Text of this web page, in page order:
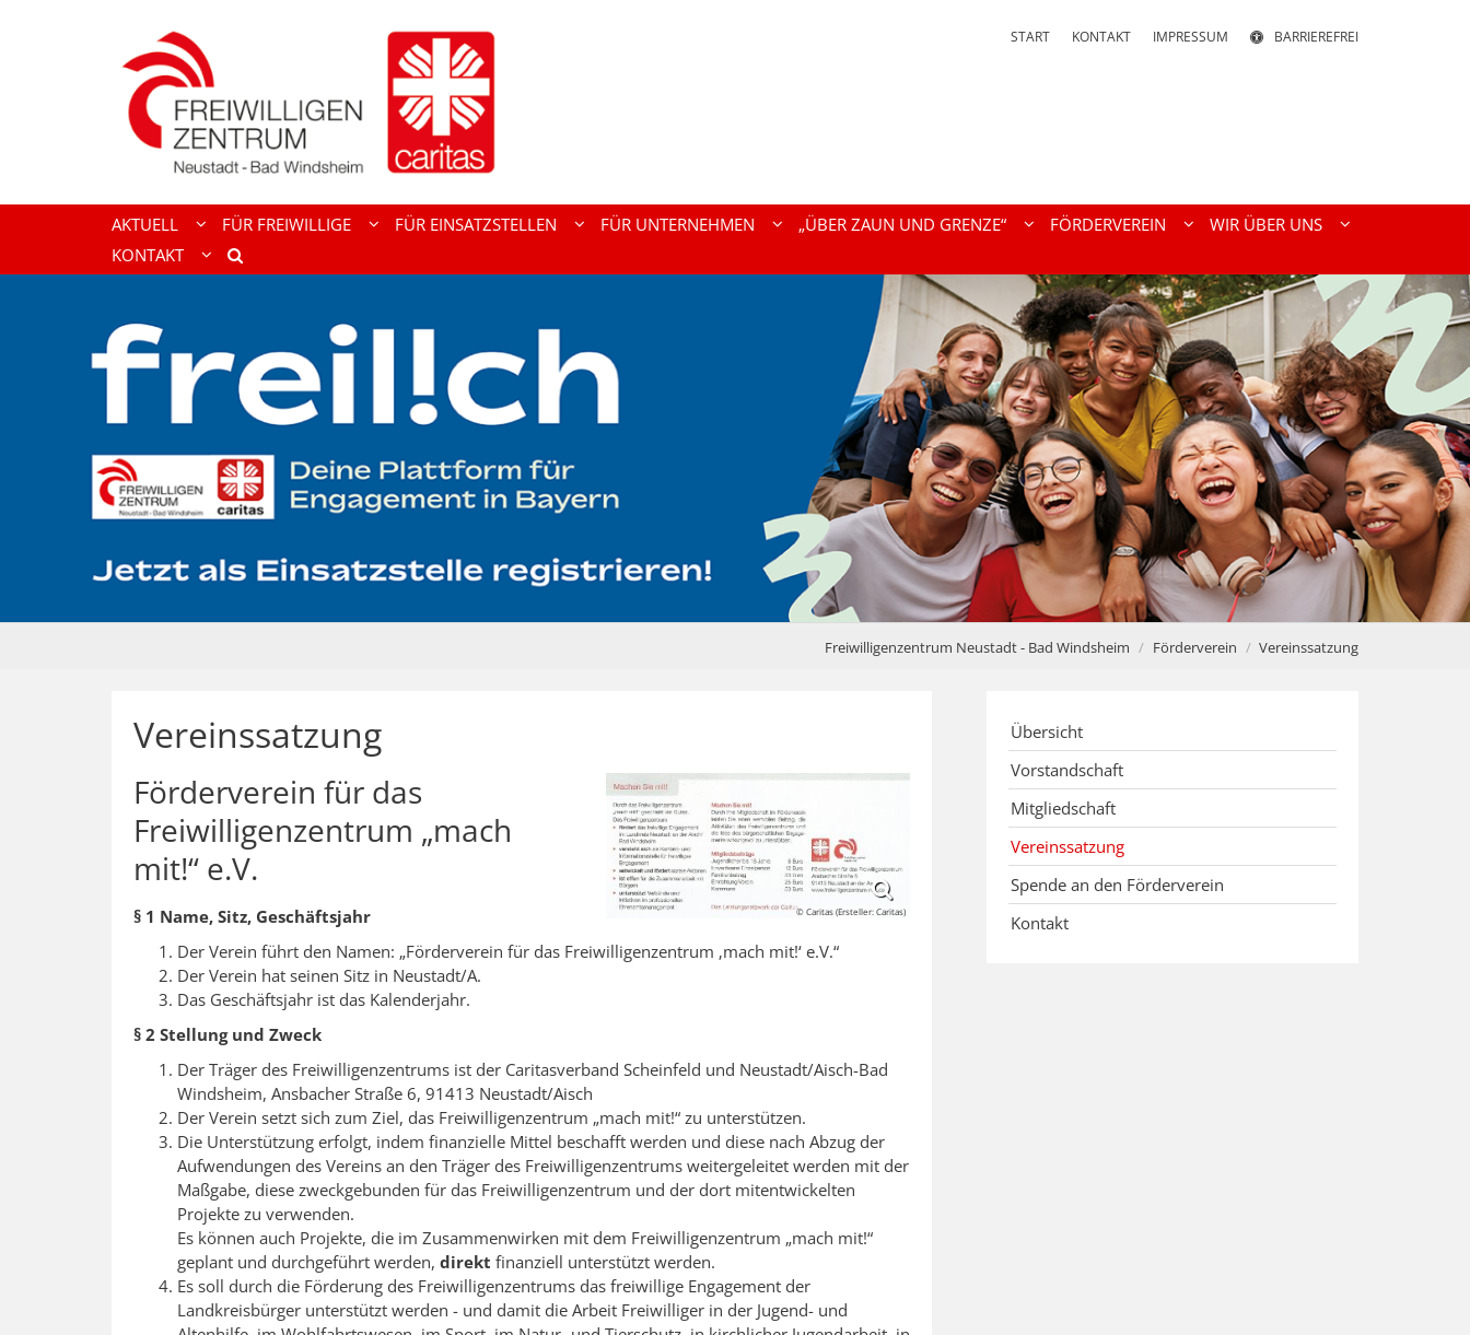
START KONTAKT IMPRESSUM BARRIEREFREI
AKTUELL FÜR FREIWILLIGE FÜR EINSATZSTELLEN FÜR UNTERNEHMEN „ÜBER ZAUN UND GRENZE“ FÖRDERVEREIN
WIR ÜBER UNS
KONTAKT
Freiwilligenzentrum Neustadt - Bad Windsheim Förderverein Vereinssatzung
Vereinssatzung
© Caritas (Ersteller: Caritas)
Förderverein für das
Freiwilligenzentrum „mach
mit!“ e.V.
§ 1 Name, Sitz, Geschäftsjahr
Der Verein führt den Namen: „Förderverein für das Freiwilligenzentrum ‚mach mit!‘ e.V.“
Der Verein hat seinen Sitz in Neustadt/A.
Das Geschäftsjahr ist das Kalenderjahr.
§ 2 Stellung und Zweck
Der Träger des Freiwilligenzentrums ist der Caritasverband Scheinfeld und Neustadt/Aisch-Bad
Windsheim, Ansbacher Straße 6, 91413 Neustadt/Aisch
Der Verein setzt sich zum Ziel, das Freiwilligenzentrum „mach mit!“ zu unterstützen.
Die Unterstützung erfolgt, indem finanzielle Mittel beschafft werden und diese nach Abzug der
Aufwendungen des Vereins an den Träger des Freiwilligenzentrums weitergeleitet werden mit der
Maßgabe, diese zweckgebunden für das Freiwilligenzentrum und der dort mitentwickelten
Projekte zu verwenden.
Es können auch Projekte, die im Zusammenwirken mit dem Freiwilligenzentrum „mach mit!“
geplant und durchgeführt werden, direkt finanziell unterstützt werden.
Es soll durch die Förderung des Freiwilligenzentrums das freiwillige Engagement der
Landkreisbürger unterstützt werden - und damit die Arbeit Freiwilliger in der Jugend- und
Übersicht
Vorstandschaft
Mitgliedschaft
Vereinssatzung
Spende an den Förderverein
Kontakt